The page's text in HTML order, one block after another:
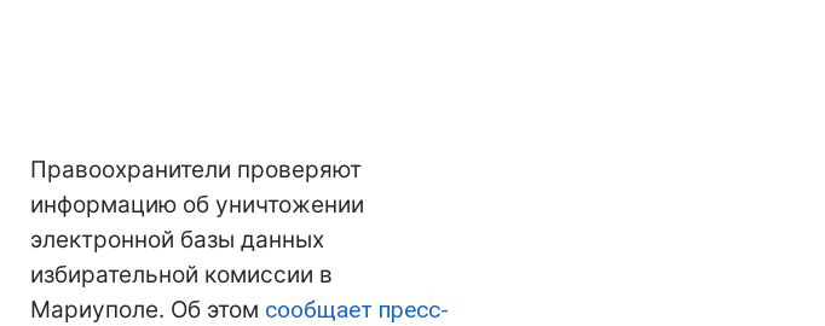
Правоохранители проверяют
информацию об уничтожении
электронной базы данных
избирательной комиссии в
Мариуполе. Об этом сообщает пресс-